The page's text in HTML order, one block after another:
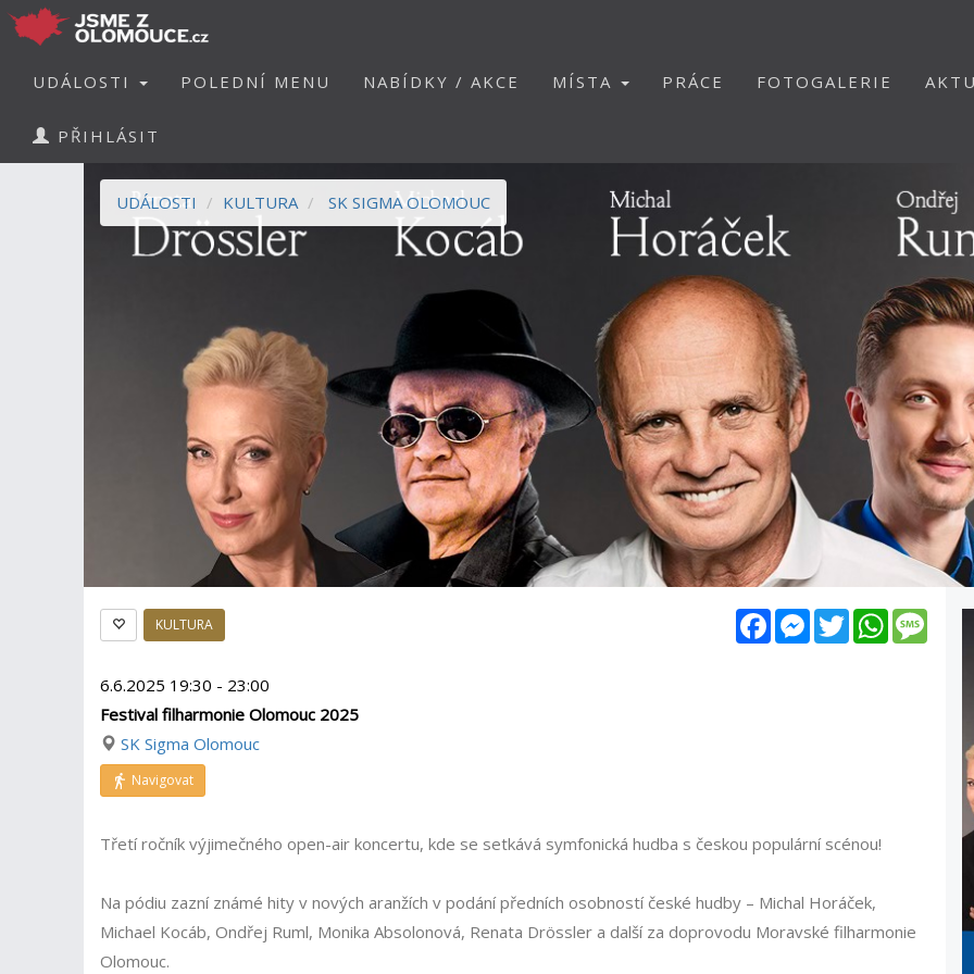
UDÁLOSTI POLEDNÍ MENU NABÍDKY / AKCE MÍSTA PRÁCE FOTOGALERIE
PŘIHLÁSIT
UDÁLOSTI KULTURA SK SIGMA OLOMOUC
FacebookMessenger
TwitterWhatsApp
KULTURA
6.6.2025 19:30 - 23:00
Festival filharmonie Olomouc 2025
SK Sigma Olomouc
Navigovat
Třetí ročník výjimečného open-air koncertu, kde se setkává symfonická hudba s českou populární scénou!
Na pódiu zazní známé hity v nových aranžích v podání předních osobností české hudby – Michal Horáček,
Michael Kocáb, Ondřej Ruml, Monika Absolonová, Renata Drössler a další za doprovodu Moravské filharmonie
Olomouc.